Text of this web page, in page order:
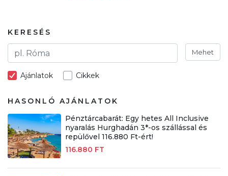
KERESÉS
Mehet
Ajánlatok Cikkek
HASONLÓ AJÁNLATOK
Pénztárcabarát: Egy hetes All Inclusive
nyaralás Hurghadán 3*-os szállással és
repülővel 116.880 Ft-ért!
116.880 FT